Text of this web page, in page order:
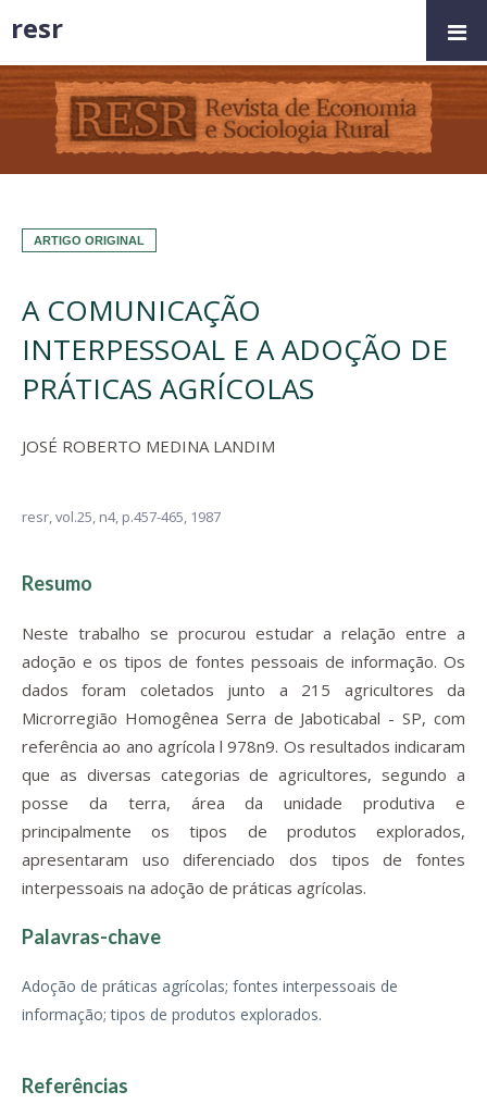
ARTIGO ORIGINAL
A COMUNICAÇÃO
INTERPESSOAL E A ADOÇÃO DE
PRÁTICAS AGRÍCOLAS
JOSÉ ROBERTO MEDINA LANDIM
resr,vol.25, n4, p.457-465, 1987
Resumo
Neste trabalho se procurou estudar a relação entre a
adoção e os tipos de fontes pessoais de informação. Os
dados foram coletados junto a 215 agricultores da
Microrregião Homogênea Serra de Jaboticabal - SP, com
referência ao ano agrícola l 978n9. Os resultados indicaram
que as diversas categorias de agricultores, segundo a
posse da terra, área da unidade produtiva e
principalmente os tipos de produtos explorados,
apresentaram uso diferenciado dos tipos de fontes
interpessoais na adoção de práticas agrícolas.
Palavras-chave
Adoção de práticas agrícolas; fontes interpessoais de
informação; tipos de produtos explorados.
Referências
resr